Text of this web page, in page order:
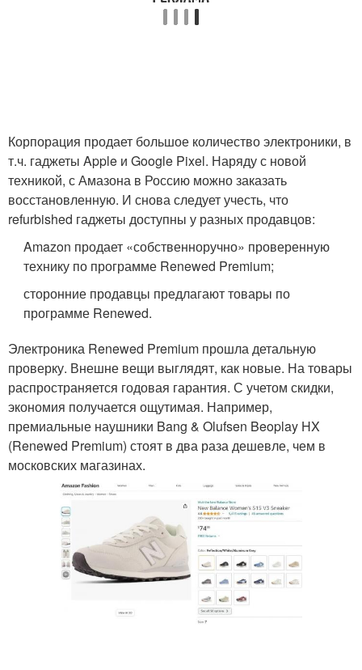
Корпорация продает большое количество электроники, в
т.ч. гаджеты Apple и Google Pixel. Наряду с новой
техникой, с Амазона в Россию можно заказать
восстановленную. И снова следует учесть, что
refurbished гаджеты доступны у разных продавцов:
Amazon продает «собственноручно» проверенную
технику по программе Renewed Premium;
сторонние продавцы предлагают товары по
программе Renewed.
Электроника Renewed Premium прошла детальную
проверку. Внешне вещи выглядят, как новые. На товары
распространяется годовая гарантия. С учетом скидки,
экономия получается ощутимая. Например,
премиальные наушники Bang & Olufsen Beoplay HX
(Renewed Premium) стоят в два раза дешевле, чем в
московских магазинах.